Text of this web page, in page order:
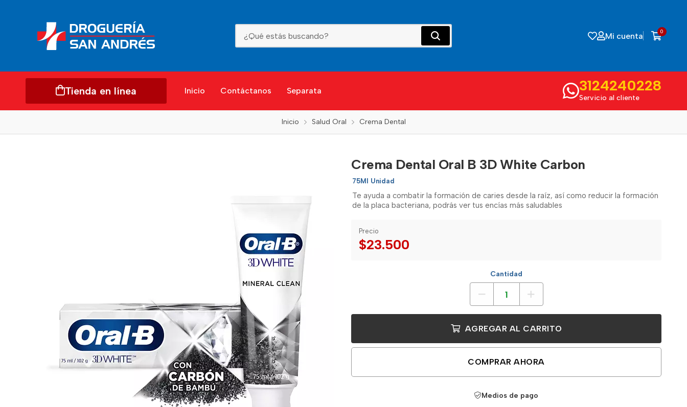
Mi cuenta 0
Tienda en línea Inicio Contáctanos Separata 3124240228
Servicio al cliente
Inicio Salud Oral Crema Dental
Crema Dental Oral B 3D White Carbon
75Ml Unidad
Te ayuda a combatir la formación de caries desde la raíz, así como reducir la formación
de la placa bacteriana, podrás ver tus encías más saludables
Precio
$23.500
Cantidad
AGREGAR AL CARRITO
COMPRAR AHORA
Medios de pago